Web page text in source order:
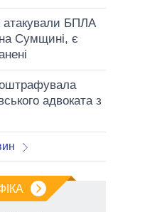
атакували БПЛА
Сумщині, є
адвоката з